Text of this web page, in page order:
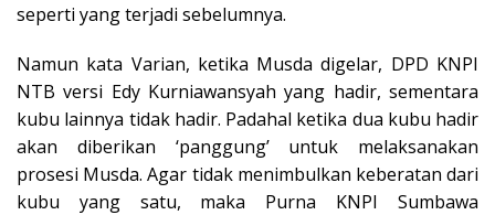
seperti yang terjadi sebelumnya.
Namun kata Varian, ketika Musda digelar, DPD KNPI
NTB versi Edy Kurniawansyah yang hadir, sementara
kubu lainnya tidak hadir. Padahal ketika dua kubu hadir
akan diberikan ‘panggung’ untuk melaksanakan
prosesi Musda. Agar tidak menimbulkan keberatan dari
kubu yang satu, maka Purna KNPI Sumbawa